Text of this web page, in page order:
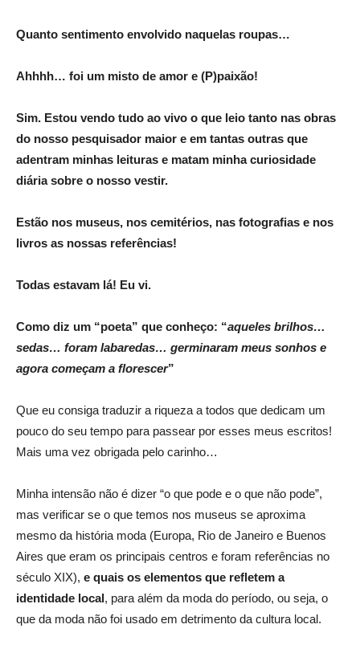
Quanto sentimento envolvido naquelas roupas…
Ahhhh… foi um misto de amor e (P)paixão!
Sim. Estou vendo tudo ao vivo o que leio tanto nas obras
do nosso pesquisador maior e em tantas outras que
adentram minhas leituras e matam minha curiosidade
diária sobre o nosso vestir.
Estão nos museus, nos cemitérios, nas fotografias e nos
livros as nossas referências!
Todas estavam lá! Eu vi.
Como diz um “poeta” que conheço: “aqueles brilhos…
sedas… foram labaredas… germinaram meus sonhos e
agora começam a florescer”
Que eu consiga traduzir a riqueza a todos que dedicam um
pouco do seu tempo para passear por esses meus escritos!
Mais uma vez obrigada pelo carinho…
Minha intensão não é dizer “o que pode e o que não pode”,
mas verificar se o que temos nos museus se aproxima
mesmo da história moda (Europa, Rio de Janeiro e Buenos
Aires que eram os principais centros e foram referências no
século XIX), e quais os elementos que refletem a
identidade local, para além da moda do período, ou seja, o
que da moda não foi usado em detrimento da cultura local.